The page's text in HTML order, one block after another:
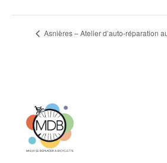
Asnières – Atelier d’auto-réparation